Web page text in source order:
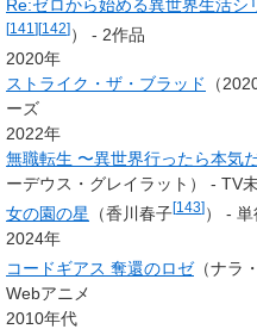
Re:ゼロから始める異世界生活シ
[141 ][142]） - 2作品
2020年
ストライク・ザ・ブラッド
（
ーズ
2022年
無職転生 〜異世界行ったら本気
ーデウス・グレイラット） - TV
女の園の星 （香川春子[143] ） -
2024年
コードギアス 奪還のロゼ（ナラ
Webアニメ
2010年代